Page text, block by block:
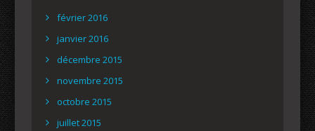
février 2016
janvier 2016
décembre 2015
novembre 2015
octobre 2015
juillet 2015